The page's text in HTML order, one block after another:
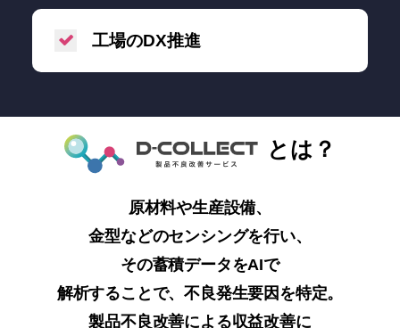
工場のDX推進
とは？
原材料や生産設備、
金型などのセンシングを行い、
その蓄積データをAIで
解析することで、不良発生要因を特定。
製品不良改善による収益改善に